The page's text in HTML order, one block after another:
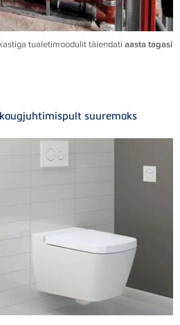
tualetimoodulit täiendati aasta tagasi
suuremaks